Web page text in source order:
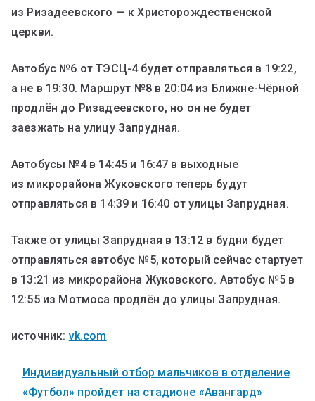
из Ризадеевского — к Христорождественской
церкви.
Автобус №6 от ТЭСЦ-4 будет отправляться в 19:22,
а не в 19:30. Маршрут №8 в 20:04 из Ближне-Чёрной
продлён до Ризадеевского, но он не будет
заезжать на улицу Запрудная.
Автобусы №4 в 14:45 и 16:47 в выходные
из микрорайона Жуковского теперь будут
отправляться в 14:39 и 16:40 от улицы Запрудная.
Также от улицы Запрудная в 13:12 в будни будет
отправляться автобус №5, который сейчас стартует
в 13:21 из микрорайона Жуковского. Автобус №5 в
12:55 из Мотмоса продлён до улицы Запрудная.
источник: vk.com
Индивидуальный отбор мальчиков в отделение
«Футбол» пройдет на стадионе «Авангард»